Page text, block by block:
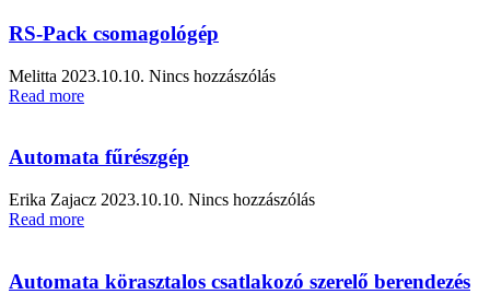
RS-Pack csomagológép
Melitta 2023.10.10. Nincs hozzászólás
Read more
Automata fűrészgép
Erika Zajacz 2023.10.10. Nincs hozzászólás
Read more
Automata körasztalos csatlakozó szerelő berendezés